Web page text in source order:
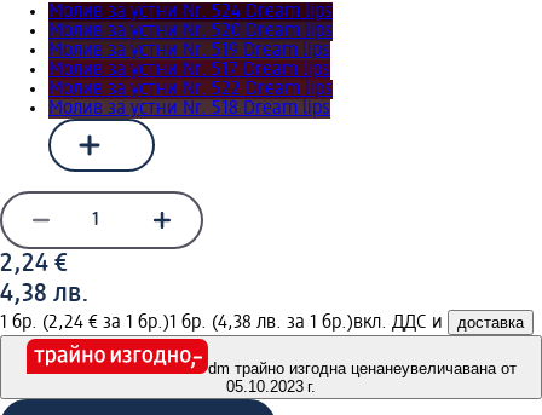
Молив за устни Nr. 524 Dream lips
Молив за устни Nr. 520 Dream lips
Молив за устни Nr. 519 Dream lips
Молив за устни Nr. 517 Dream lips
Молив за устни Nr. 522 Dream lips
Молив за устни Nr. 518 Dream lips
2,24 €
4,38 лв.
1 бр. (2,24 € за 1 бр.)1 бр. (4,38 лв. за 1 бр.)вкл. ДДС и доставка
dm трайно изгодна ценанеувеличавана от
05.10.2023 г.